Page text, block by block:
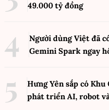
49.000 tỷ đồng
Người dùng Việt đã
Gemini Spark ngay
Hưng Yên sắp có Khu
phát triển AI, robot